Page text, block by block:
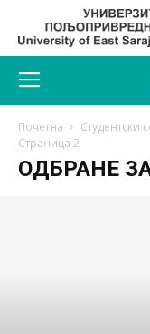
Почетна Студентски
Страница 2
ОДБРАНЕ